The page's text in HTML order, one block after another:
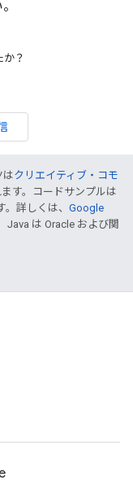
か？
はクリエイティブ・コモ
す。コードサンプルは
詳しくは、 Google
Java は Oracle および関